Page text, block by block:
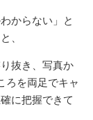
からない」と
、
抜き、写真か
ろを両足でキャ
に把握できて